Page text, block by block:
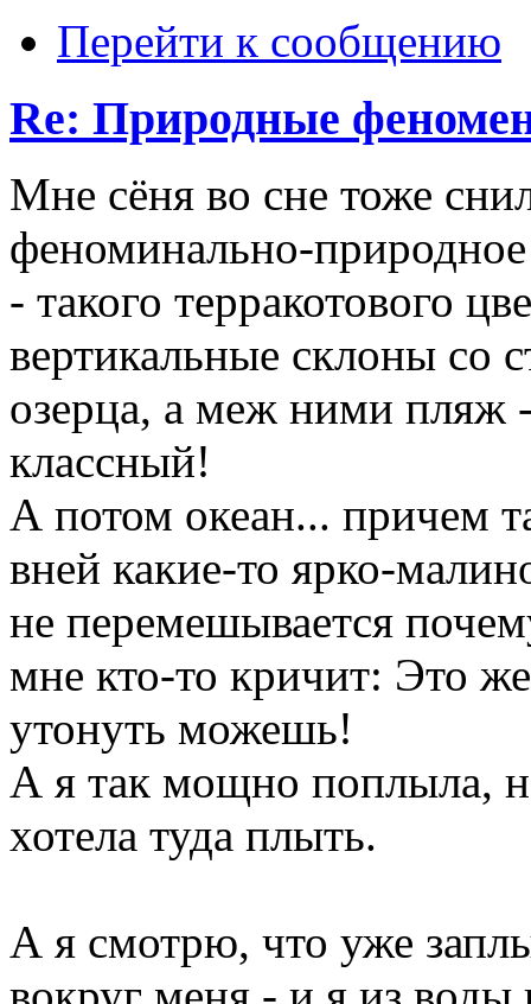
Перейти к сообщению
Re: Природные
Мне сёня во сне тоже
феноминально-природное
- такого терракотового
вертикальные склоны со
озерца, а меж ними пляж
классный!
А потом океан... причем
вней какие-то ярко-
не перемешывается
мне кто-то кричит: Это
утонуть можешь!
А я так мощно поплыла,
хотела туда плыть.
А я смотрю, что уже